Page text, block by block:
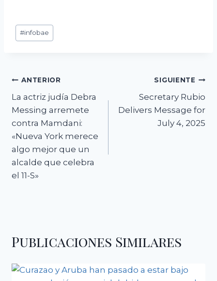
Etiquetas
de
#infobae
Navegación
de
entradas
ANTERIOR
La actriz judía Debra
Messing arremete
contra Mamdani:
«Nueva York merece
algo mejor que un
alcalde que celebra
el 11-S»
SIGUIENTE
Secretary Rubio
Delivers Message for
July 4, 2025
Publicaciones Similares